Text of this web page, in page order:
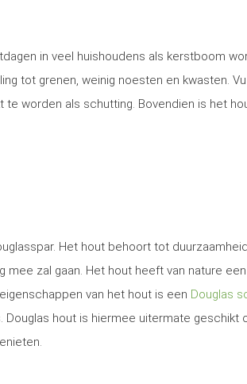
in veel huishoudens als kerstboom
tot grenen, weinig noesten en kwasten.
worden als schutting. Bovendien is het
Het hout behoort tot
zal gaan. Het hout heeft van nature
van het hout is een Douglas
hout is hiermee uitermate geschikt